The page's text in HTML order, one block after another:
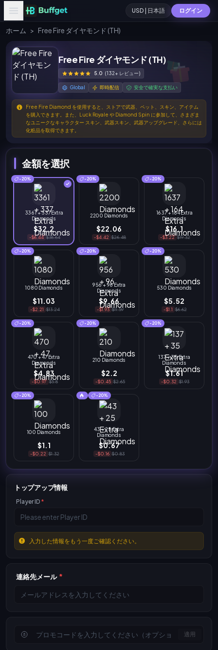
USD | 日本語 ログイン
ホーム > Free Fire ダイヤモンド (TH)
Free Fire ダイヤモンド (TH)
5.0 (132+ レビュー)
Global 即時配信 安全で確実な支払い
Free Fire Diamond を使用すると、ストアで武器、ペット、スキン、アイテム
を購入できます。また、Luck Royale や Diamond Spin に参加して、さまざま
なユニークなキャラクター スキン、武器スキン、武器アップグレード、さらには
化粧品を取得できます。
金額を選択
-20%
3361 + 337 Extra
Diamonds
$32.2
-$6.44 $38.64
-20%
2200 Diamonds
$22.06
-$4.42 $26.48
-20%
1637 + 164 Extra
Diamonds
$16.1
-$3.22 $19.32
-20%
1080 Diamonds
$11.03
-$2.21 $13.24
-20%
956 + 96 Extra
Diamonds
$9.66
-$1.93 $11.59
-20%
530 Diamonds
$5.52
-$1.1 $6.62
-20%
470 + 47 Extra
Diamonds
$4.83
-$0.97 $5.8
-20%
210 Diamonds
$2.2
-$0.45 $2.65
-20%
137 + 35 Extra
Diamonds
$1.61
-$0.32 $1.93
-20%
100 Diamonds
$1.1
-$0.22 $1.32
-20%
43 + 25 Extra
Diamonds
$0.67
-$0.16 $0.83
トップアップ情報
Player ID *
入力した情報をもう一度ご確認ください。
連絡先メール *
適用